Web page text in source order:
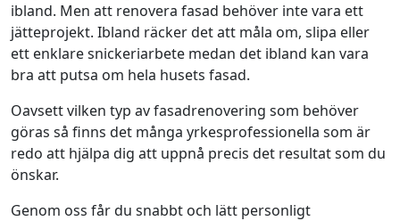
ibland. Men att renovera fasad behöver inte vara ett
jätteprojekt. Ibland räcker det att måla om, slipa eller
ett enklare snickeriarbete medan det ibland kan vara
bra att putsa om hela husets fasad.
Oavsett vilken typ av fasadrenovering som behöver
göras så finns det många yrkesprofessionella som är
redo att hjälpa dig att uppnå precis det resultat som du
önskar.
Genom oss får du snabbt och lätt personligt